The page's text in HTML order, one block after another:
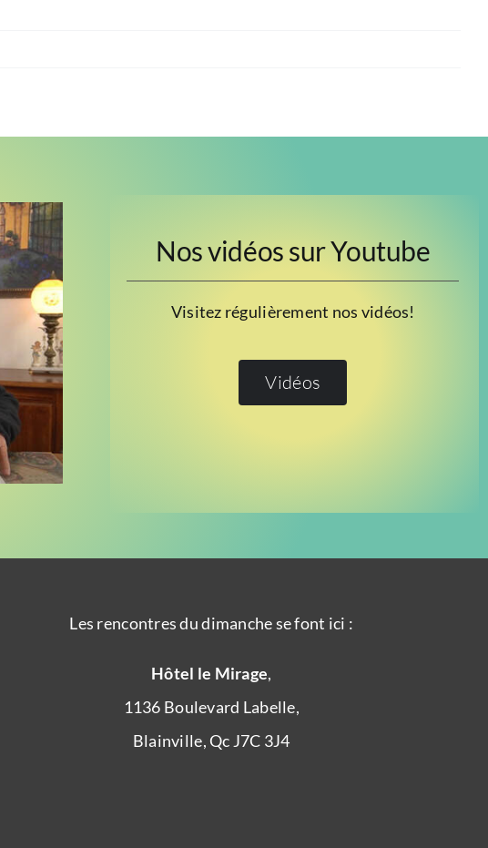
Nos vidéos sur Youtube
Visitez régulièrement nos vidéos!
Vidéos
Les rencontres du dimanche se font ici :
Hôtel le Mirage,
1136 Boulevard Labelle,
Blainville, Qc J7C 3J4